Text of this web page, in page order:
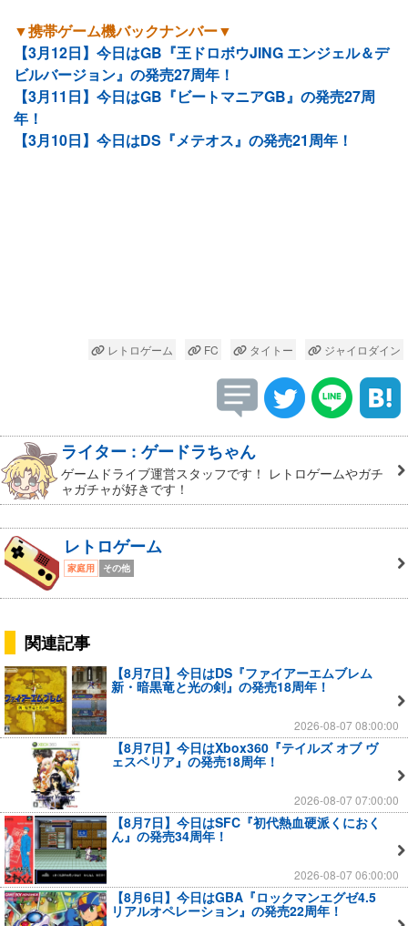
▼携帯ゲーム機バックナンバー▼
【3月12日】今日はGB『王ドロボウJING エンジェル＆デ
ビルバージョン』の発売27周年！
【3月11日】今日はGB『ビートマニアGB』の発売27周
年！
【3月10日】今日はDS『メテオス』の発売21周年！
レトロゲーム FC タイトー ジャイロダイン
ライター : ゲードラちゃん
ゲームドライブ運営スタッフです！ レトロゲームやガチ
ャガチャが好きです！
レトロゲーム
家庭用 その他
関連記事
【8月7日】今日はDS『ファイアーエムブレム
新・暗黒竜と光の剣』の発売18周年！
2026-08-07 08:00:00
【8月7日】今日はXbox360『テイルズ オブ ヴ
ェスペリア』の発売18周年！
2026-08-07 07:00:00
【8月7日】今日はSFC『初代熱血硬派くにおく
ん』の発売34周年！
2026-08-07 06:00:00
【8月6日】今日はGBA『ロックマンエグゼ4.5
リアルオペレーション』の発売22周年！